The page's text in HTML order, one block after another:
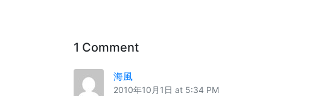
1 Comment
海風
2010年10月1日 at 5:34 PM